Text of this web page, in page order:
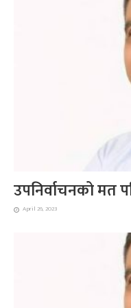
उपनिर्वाचनको मत
April 26, 2023